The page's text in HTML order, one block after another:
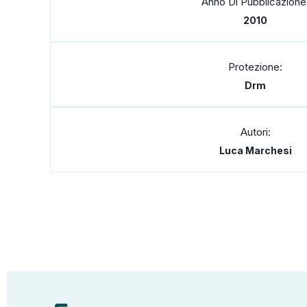
2010
Protezione:
Drm
Autori:
Luca Marchesi